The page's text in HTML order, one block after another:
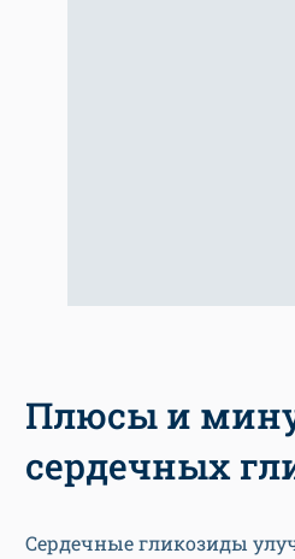
Плюсы и
сердечных
Сердечные гликозиды